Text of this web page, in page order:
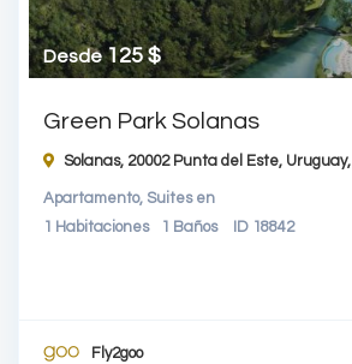
Desde125 $
Green Park Solanas
Solanas, 20002 Punta del Este, Uruguay,
Apartamento, Suitesen
1 Habitaciones 1 Baños ID 18842
Fly2goo